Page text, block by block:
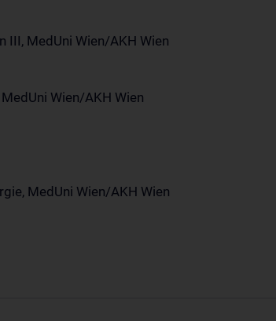
III, MedUni Wien/AKH Wien
Wien/AKH Wien
MedUni Wien/AKH Wien